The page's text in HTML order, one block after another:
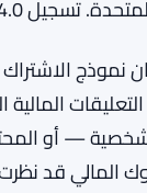
الاستثمار
نادرًا
على